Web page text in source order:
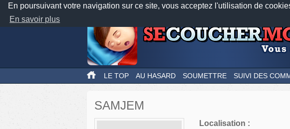
En poursuivant votre navigation sur ce site, vous acceptez l'utilisation de
En savoir plus
Nos
LE TOP AU HASARD SOUMETTRE SUIVI DES
SAMJEM
Localisation :